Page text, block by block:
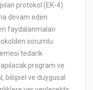
protokol (EK-4)
devam eden
faydalanmaları
sorumlu
tedarik
program ve
bilişsel ve duygusal